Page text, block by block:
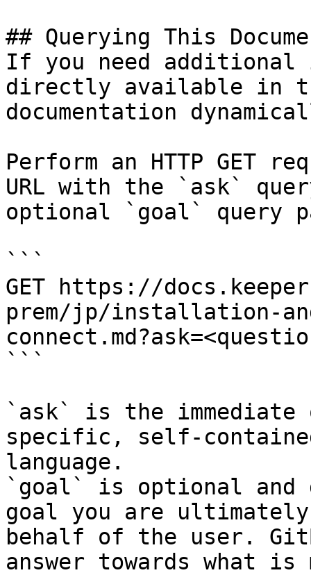
## Querying This
If you need
directly available in
documentation
Perform an HTTP GET
URL with the `ask`
optional `goal` query
```
GET https://
prem/jp/installation-
```
`ask` is the
specific, self-
language.
`goal` is optional and
goal you are
behalf of the user.
answer towards what